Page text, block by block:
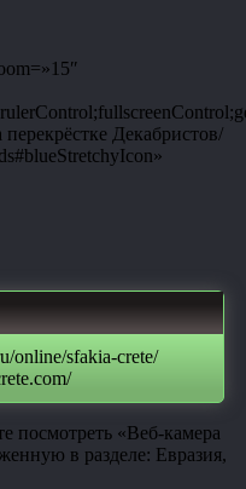
Декабристов/
online/sfakia-crete/
посмотреть «Веб-камера
в разделе: Евразия,